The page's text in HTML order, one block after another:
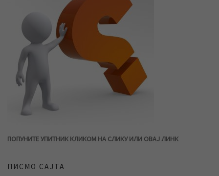
ПОПУНИТЕ УПИТНИК КЛИКОМ НА СЛИКУ ИЛИ ОВАЈ ЛИНК
ПИСМО САЈТА